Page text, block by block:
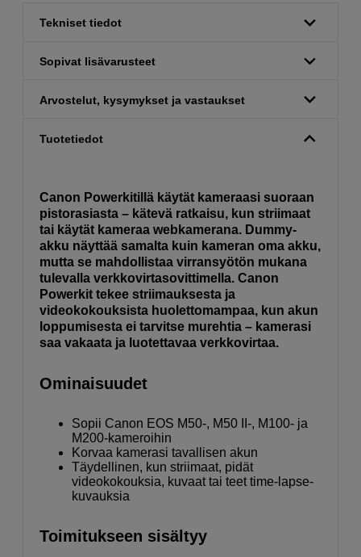
Tekniset tiedot
Sopivat lisävarusteet
Arvostelut, kysymykset ja vastaukset
Tuotetiedot
Canon Powerkitillä käytät kameraasi suoraan
pistorasiasta – kätevä ratkaisu, kun striimaat
tai käytät kameraa webkamerana. Dummy-
akku näyttää samalta kuin kameran oma akku,
mutta se mahdollistaa virransyötön mukana
tulevalla verkkovirtasovittimella. Canon
Powerkit tekee striimauksesta ja
videokokouksista huolettomampaa, kun akun
loppumisesta ei tarvitse murehtia – kamerasi
saa vakaata ja luotettavaa verkkovirtaa.
Ominaisuudet
Sopii Canon EOS M50-, M50 II-, M100- ja
M200-kameroihin
Korvaa kamerasi tavallisen akun
Täydellinen, kun striimaat, pidät
videokokouksia, kuvaat tai teet time-lapse-
kuvauksia
Toimitukseen sisältyy